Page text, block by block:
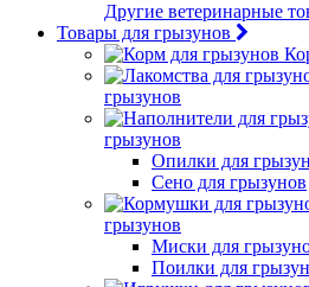
Другие ветеринарные
Товары для грызунов
грызунов
грызунов
Опилки для
Сено для грызунов
грызунов
Миски для
Поилки для